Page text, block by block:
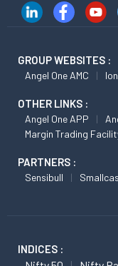
GROUP WEBSITES :
Angel One AMC
OTHER LINKS :
Angel One APP
Margin Trading
PARTNERS :
Sensibull
INDICES :